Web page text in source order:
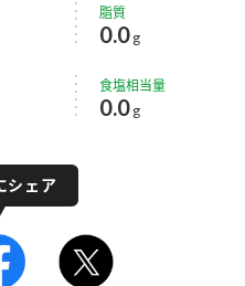
脂質
0.0 g
食塩相当量
0.0 g